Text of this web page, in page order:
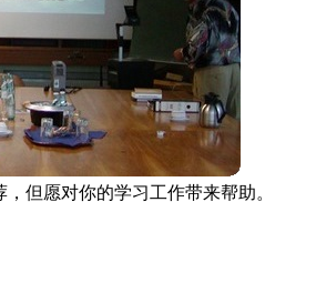
但愿对你的学习工作带来帮助。